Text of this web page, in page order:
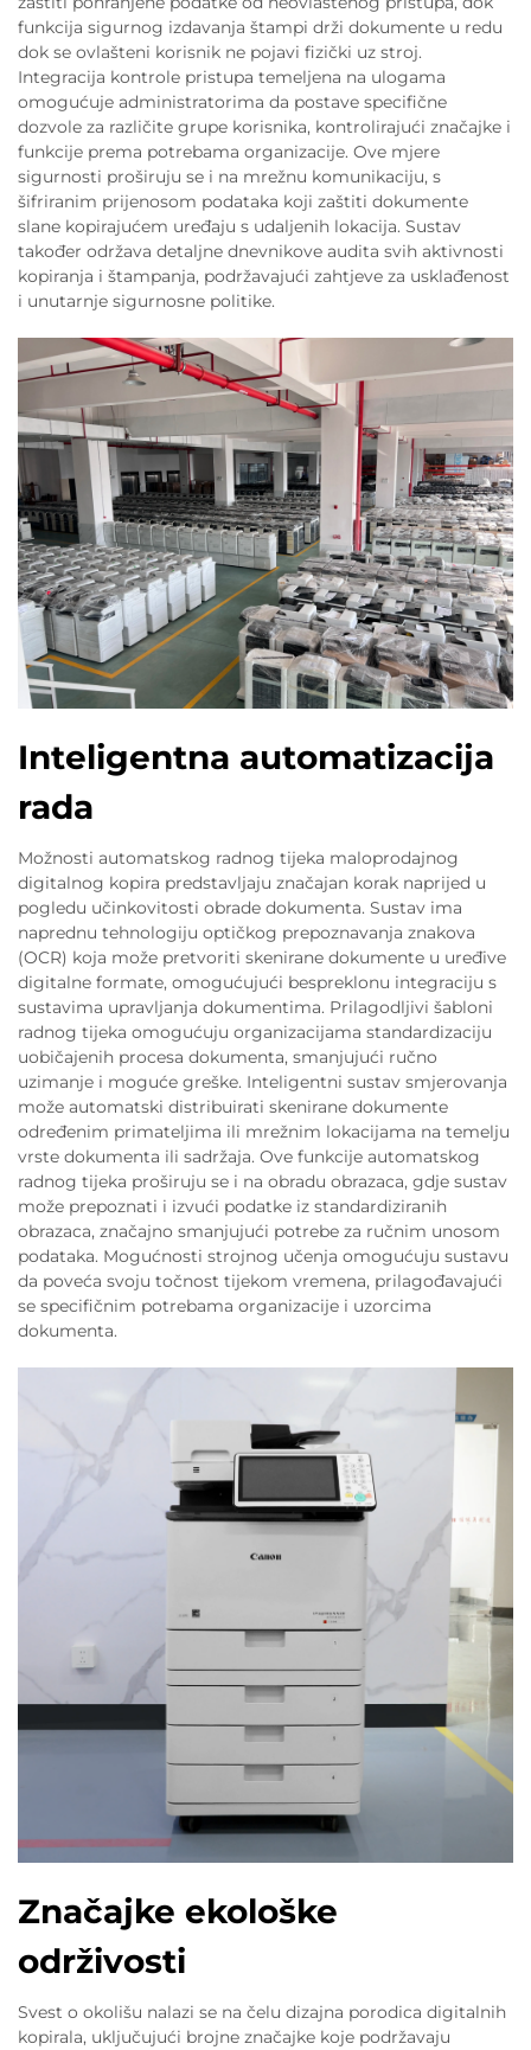
funkcija sigurnog izdavanja štampi drži dokumente u redu
dok se ovlašteni korisnik ne pojavi fizički uz stroj.
Integracija kontrole pristupa temeljena na ulogama
omogućuje administratorima da postave specifične
dozvole za različite grupe korisnika, kontrolirajući značajke i
funkcije prema potrebama organizacije. Ove mjere
sigurnosti proširuju se i na mrežnu komunikaciju, s
šifriranim prijenosom podataka koji zaštiti dokumente
slane kopirajućem uređaju s udaljenih lokacija. Sustav
također održava detaljne dnevnikove audita svih aktivnosti
kopiranja i štampanja, podržavajući zahtjeve za usklađenost
i unutarnje sigurnosne politike.
Inteligentna automatizacija
rada
Možnosti automatskog radnog tijeka maloprodajnog
digitalnog kopira predstavljaju značajan korak naprijed u
pogledu učinkovitosti obrade dokumenta. Sustav ima
naprednu tehnologiju optičkog prepoznavanja znakova
(OCR) koja može pretvoriti skenirane dokumente u uređive
digitalne formate, omogućujući bespreklonu integraciju s
sustavima upravljanja dokumentima. Prilagodljivi šabloni
radnog tijeka omogućuju organizacijama standardizaciju
uobičajenih procesa dokumenta, smanjujući ručno
uzimanje i moguće greške. Inteligentni sustav smjerovanja
može automatski distribuirati skenirane dokumente
određenim primateljima ili mrežnim lokacijama na temelju
vrste dokumenta ili sadržaja. Ove funkcije automatskog
radnog tijeka proširuju se i na obradu obrazaca, gdje sustav
može prepoznati i izvući podatke iz standardiziranih
obrazaca, značajno smanjujući potrebe za ručnim unosom
podataka. Mogućnosti strojnog učenja omogućuju sustavu
da poveća svoju točnost tijekom vremena, prilagođavajući
se specifičnim potrebama organizacije i uzorcima
dokumenta.
Značajke ekološke
održivosti
Svest o okolišu nalazi se na čelu dizajna porodica digitalnih
kopirala, uključujući brojne značajke koje podržavaju